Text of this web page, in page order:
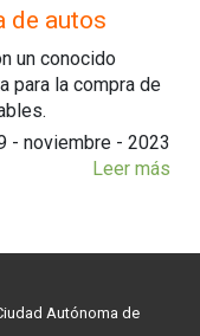
de autos
un conocido
para la compra de
- noviembre - 2023
Leer más
Autónoma de